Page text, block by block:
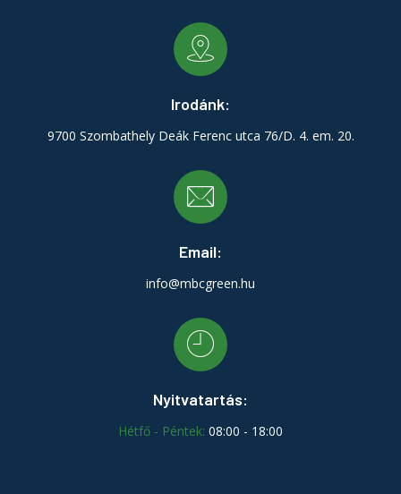
Irodánk:
9700 Szombathely Deák Ferenc utca 76/D. 4. em. 20.
Email:
info@mbcgreen.hu
Nyitvatartás:
Hétfő - Péntek: 08:00 - 18:00